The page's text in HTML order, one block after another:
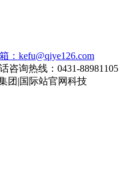
：kefu@qiye126.com
咨询热线：0431-88981105
团|国际站官网科技